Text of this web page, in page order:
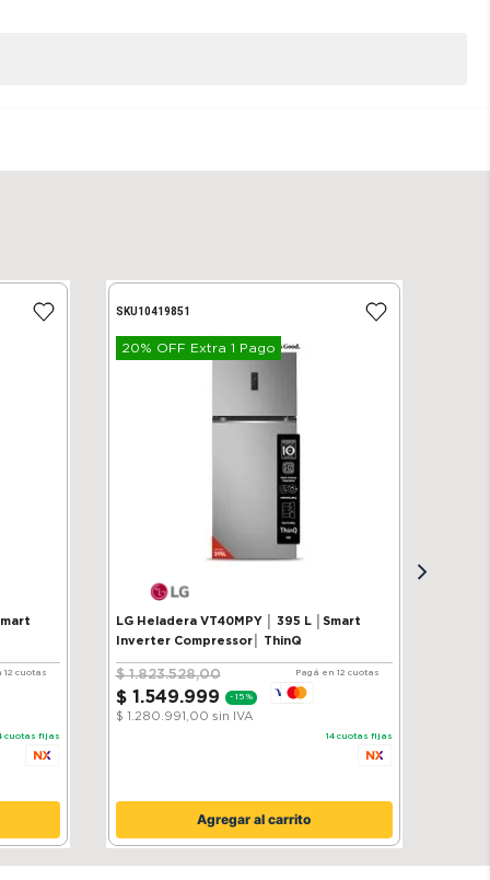
12 cuotas
cuotas fijas
SKU10419851
20% OFF Extra 1 Pago
LG Heladera VT40MPY │ 395 L │Smart
Inverter Compressor│ ThinQ
$ 1.823.528,00
$ 1 .549.999 - 15 %
$ 1.280.991,00 sin IVA
Pagá en 12 cuotas
14 cuotas fijas
Agregar al carrito